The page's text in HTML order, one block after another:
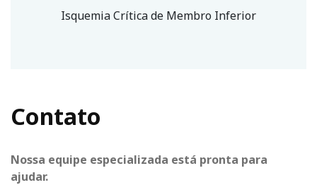
Isquemia Crítica de Membro Inferior
Contato
Nossa equipe especializada está pronta para
ajudar.